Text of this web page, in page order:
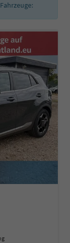
Fahrzeuge: